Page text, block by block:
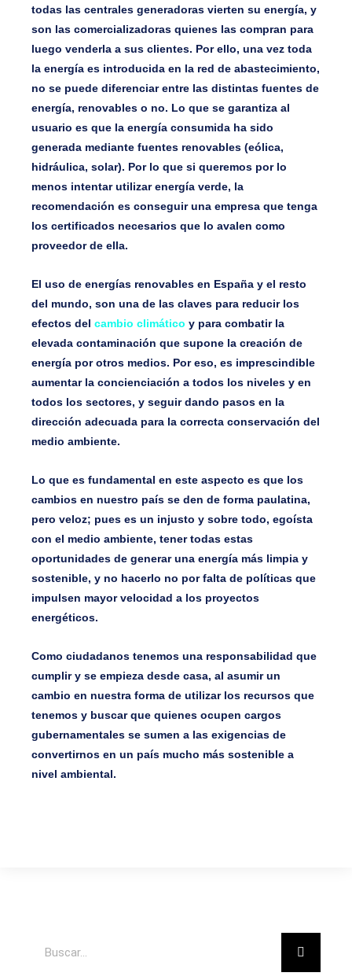
todas las centrales generadoras vierten su energía, y
son las comercializadoras quienes las compran para
luego venderla a sus clientes. Por ello, una vez toda
la energía es introducida en la red de abastecimiento,
no se puede diferenciar entre las distintas fuentes de
energía, renovables o no. Lo que se garantiza al
usuario es que la energía consumida ha sido
generada mediante fuentes renovables (eólica,
hidráulica, solar). Por lo que si queremos por lo
menos intentar utilizar energía verde, la
recomendación es conseguir una empresa que tenga
los certificados necesarios que lo avalen como
proveedor de ella.
El uso de energías renovables en España y el resto
del mundo, son una de las claves para reducir los
efectos del cambio climático y para combatir la
elevada contaminación que supone la creación de
energía por otros medios. Por eso, es imprescindible
aumentar la concienciación a todos los niveles y en
todos los sectores, y seguir dando pasos en la
dirección adecuada para la correcta conservación del
medio ambiente.
Lo que es fundamental en este aspecto es que los
cambios en nuestro país se den de forma paulatina,
pero veloz; pues es un injusto y sobre todo, egoísta
con el medio ambiente, tener todas estas
oportunidades de generar una energía más limpia y
sostenible, y no hacerlo no por falta de políticas que
impulsen mayor velocidad a los proyectos
energéticos.
Como ciudadanos tenemos una responsabilidad que
cumplir y se empieza desde casa, al asumir un
cambio en nuestra forma de utilizar los recursos que
tenemos y buscar que quienes ocupen cargos
gubernamentales se sumen a las exigencias de
convertirnos en un país mucho más sostenible a
nivel ambiental.